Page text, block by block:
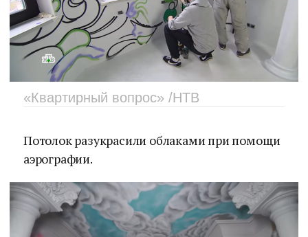
«Квартирный вопрос» /НТВ
Потолок разукрасили облаками при помощи
аэрографии.